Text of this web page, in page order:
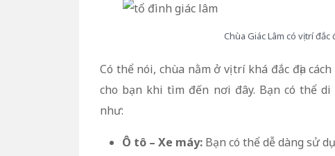
Chùa Giác Lâm có vị trí
Có thể nói, chùa nằm ở vị trí khá đắc địa
cho bạn khi tìm đến nơi đây. Bạn có thể
như:
Ô tô – Xe máy: Bạn có thể dễ dàng sử